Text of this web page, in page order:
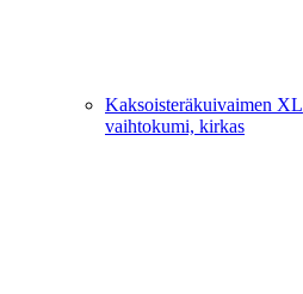
Kaksoisteräkuivaimen XL
vaihtokumi, kirkas